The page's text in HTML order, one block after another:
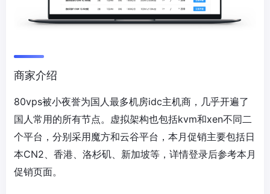
商家介绍
80vps被小夜誉为国人最多机房idc主机商，几乎开遍了
国人常用的所有节点。虚拟架构也包括kvm和xen不同二
个平台，分别采用魔方和云谷平台，本月促销主要包括日
本CN2、香港、洛杉矶、新加坡等，详情登录后参考本月
促销页面。